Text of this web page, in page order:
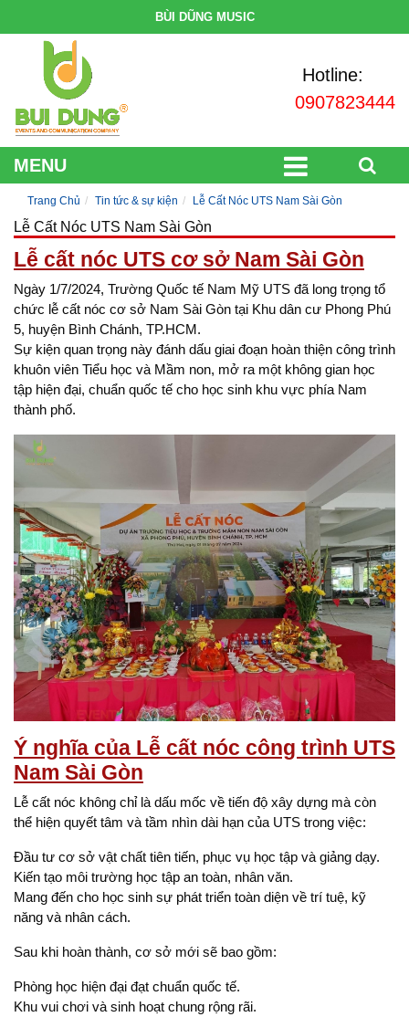
BÙI DŨNG MUSIC
Hotline:
0907823444
MENU
Trang Chủ Tin tức & sự kiện Lễ Cất Nóc UTS Nam Sài Gòn
Lễ Cất Nóc UTS Nam Sài Gòn
Lễ cất nóc UTS cơ sở Nam Sài Gòn
Ngày 1/7/2024, Trường Quốc tế Nam Mỹ UTS đã long trọng tổ
chức lễ cất nóc cơ sở Nam Sài Gòn tại Khu dân cư Phong Phú
5, huyện Bình Chánh, TP.HCM.
Sự kiện quan trọng này đánh dấu giai đoạn hoàn thiện công trình
khuôn viên Tiểu học và Mầm non, mở ra một không gian học
tập hiện đại, chuẩn quốc tế cho học sinh khu vực phía Nam
thành phố.
Ý nghĩa của Lễ cất nóc công trình UTS
Nam Sài Gòn
Lễ cất nóc không chỉ là dấu mốc về tiến độ xây dựng mà còn
thể hiện quyết tâm và tầm nhìn dài hạn của UTS trong việc:
Đầu tư cơ sở vật chất tiên tiến, phục vụ học tập và giảng dạy.
Kiến tạo môi trường học tập an toàn, nhân văn.
Mang đến cho học sinh sự phát triển toàn diện về trí tuệ, kỹ
năng và nhân cách.
Sau khi hoàn thành, cơ sở mới sẽ bao gồm:
Phòng học hiện đại đạt chuẩn quốc tế.
Khu vui chơi và sinh hoạt chung rộng rãi.